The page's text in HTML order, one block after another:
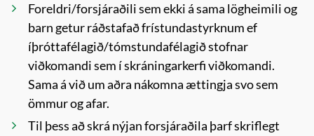
Foreldri/forsjáraðili sem ekki á sama lögheimili og
barn getur ráðstafað frístundastyrknum ef
íþróttafélagið/tómstundafélagið stofnar
viðkomandi sem í skráningarkerfi viðkomandi.
Sama á við um aðra nákomna ættingja svo sem
ömmur og afar.
Til þess að skrá nýjan forsjáraðila þarf skriflegt